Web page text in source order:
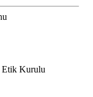
Etik Kurulu